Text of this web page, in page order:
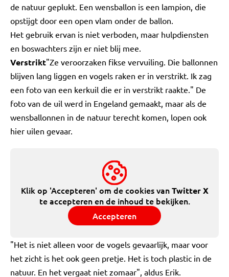
de natuur geplukt. Een wensballon is een lampion, die
opstijgt door een open vlam onder de ballon.
Het gebruik ervan is niet verboden, maar hulpdiensten
en boswachters zijn er niet blij mee.
Verstrikt"Ze veroorzaken fikse vervuiling. Die ballonnen
blijven lang liggen en vogels raken er in verstrikt. Ik zag
een foto van een kerkuil die er in verstrikt raakte." De
foto van de uil werd in Engeland gemaakt, maar als de
wensballonnen in de natuur terecht komen, lopen ook
hier uilen gevaar.
Klik op 'Accepteren' om de cookies vanTwitter X
te accepteren en de inhoud te bekijken.
Accepteren
"Het is niet alleen voor de vogels gevaarlijk, maar voor
het zicht is het ook geen pretje. Het is toch plastic in de
natuur. En het vergaat niet zomaar", aldus Erik.